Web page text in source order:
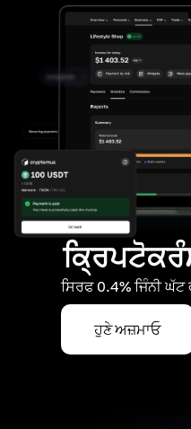
ਸਿਰਫ 0.4% ਜਿੰਨੀ
ਹੁਣੇ ਅਜ਼ਮਾਓ